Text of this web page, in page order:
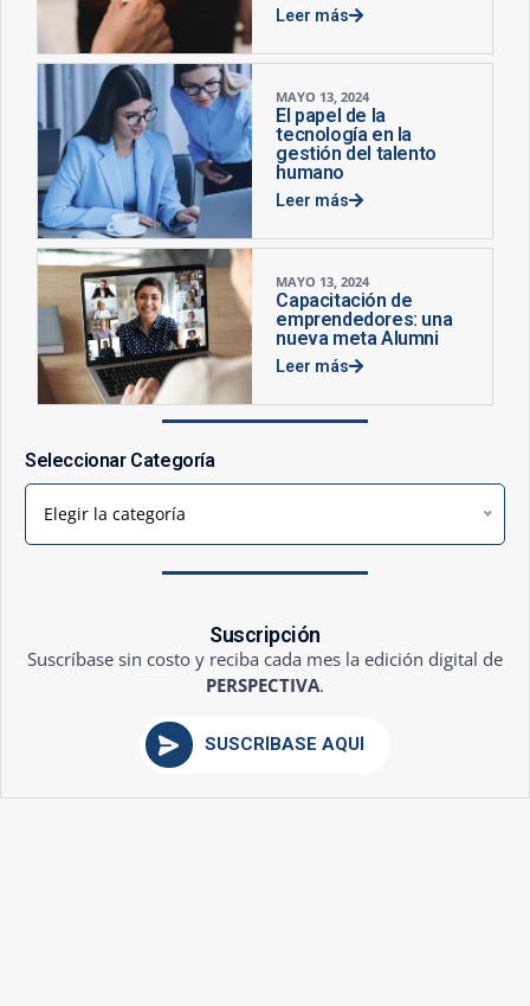
Leer más
MAYO 13, 2024
El papel de la
tecnología en la
gestión del talento
humano
Leer más
MAYO 13, 2024
Capacitación de
emprendedores: una
nueva meta Alumni
Leer más
Seleccionar Categoría
Elegir la categoría
Suscripción
Suscríbase sin costo y reciba cada mes la edición digital de
PERSPECTIVA.
SUSCRÍBASE AQUÍ